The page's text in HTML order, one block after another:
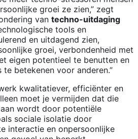
groei ze zien,” zegt
van techno-uitdaging
tools en
en uitdagend zien,
groei, verbondenheid met
eigen potentieel te benutten en
betekenen voor anderen.”
kwalitatiever, efficiënter en
moet je vermijden dat die
wordt door potentiële
sociale isolatie door
interactie en onpersoonlijke